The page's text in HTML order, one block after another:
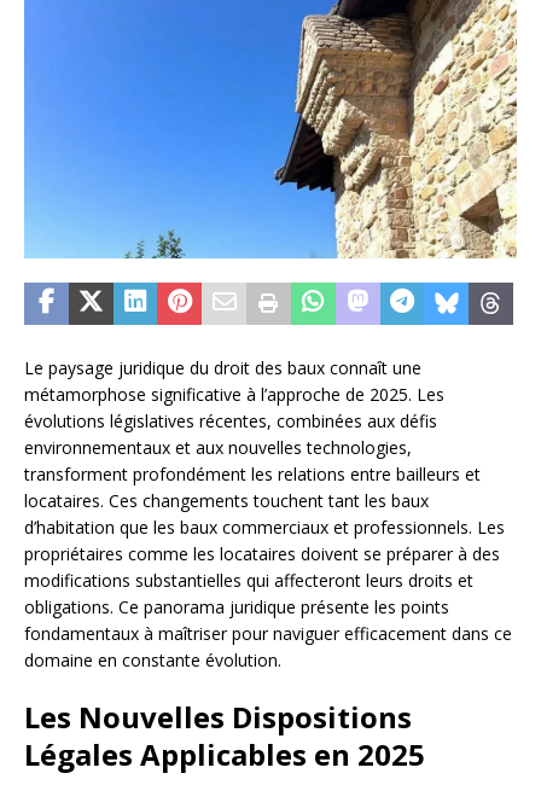
Le paysage juridique du droit des baux connaît une
métamorphose significative à l’approche de 2025. Les
évolutions législatives récentes, combinées aux défis
environnementaux et aux nouvelles technologies,
transforment profondément les relations entre bailleurs et
locataires. Ces changements touchent tant les baux
d’habitation que les baux commerciaux et professionnels. Les
propriétaires comme les locataires doivent se préparer à des
modifications substantielles qui affecteront leurs droits et
obligations. Ce panorama juridique présente les points
fondamentaux à maîtriser pour naviguer efficacement dans ce
domaine en constante évolution.
Les Nouvelles Dispositions
Légales Applicables en 2025